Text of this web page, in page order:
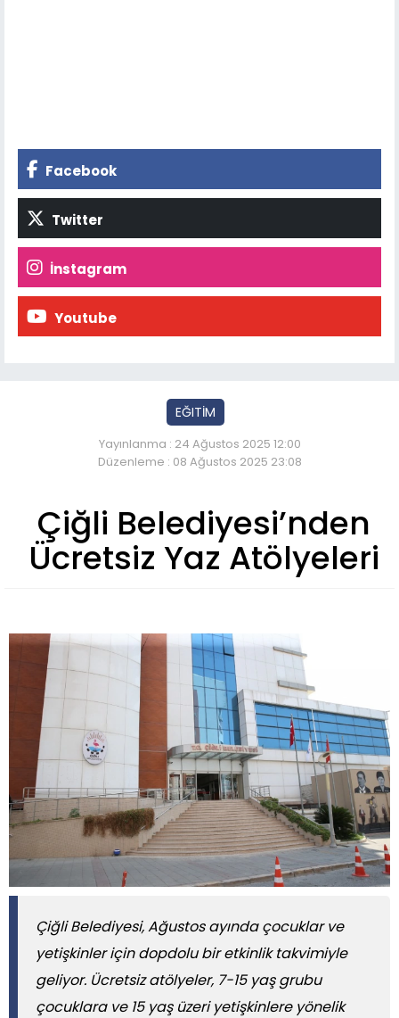
Facebook
Twitter
İnstagram
Youtube
EĞITİM
Yayınlanma : 24 Ağustos 2025 12:00
Düzenleme : 08 Ağustos 2025 23:08
Çiğli Belediyesi’nden
Ücretsiz Yaz Atölyeleri
Çiğli Belediyesi, Ağustos ayında çocuklar ve
yetişkinler için dopdolu bir etkinlik takvimiyle
geliyor. Ücretsiz atölyeler, 7-15 yaş grubu
çocuklara ve 15 yaş üzeri yetişkinlere yönelik